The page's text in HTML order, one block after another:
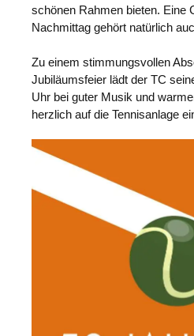
schönen Rahmen bieten. Eine
Nachmittag gehört natürlich
Zu einem stimmungsvollen
Jubiläumsfeier lädt der TC
Uhr bei guter Musik und
herzlich auf die Tennisanlage